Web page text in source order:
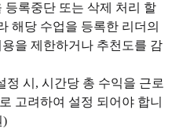
등록중단 또는 삭제 처리 할
해당 수업을 등록한 리더의
을 제한하거나 추천도를 감
정 시, 시간당 총 수익을 근로
고려하여 설정 되어야 합니
)